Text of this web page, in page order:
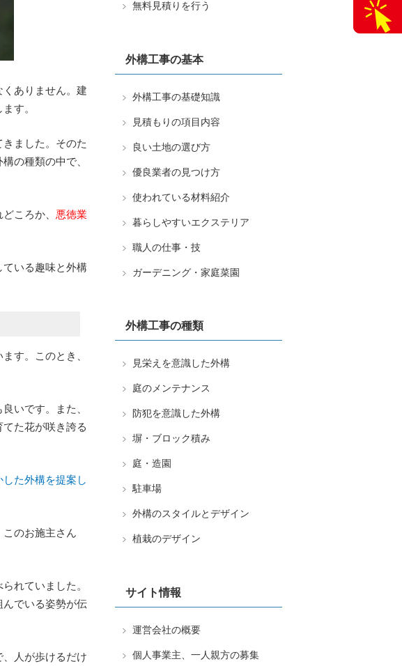
ありません。建
す。
ました。そのた
の種類の中で、
ころか、 悪徳業
いる趣味と外構
す。このとき、
いです。また、
た花が咲き誇る
した外構を提案し
のお施主さん
れていました。
でいる姿勢が伝
人が歩けるだけ
無料見積りを行う
外構工事の基本
外構工事の基礎知識
見積もりの項目内容
良い土地の選び方
優良業者の見つけ方
使われている材料紹介
暮らしやすいエクステリア
職人の仕事・技
ガーデニング・家庭菜園
外構工事の種類
見栄えを意識した外構
庭のメンテナンス
防犯を意識した外構
塀・ブロック積み
庭・造園
駐車場
外構のスタイルとデザイン
植栽のデザイン
サイト情報
運営会社の概要
個人事業主、一人親方の募集